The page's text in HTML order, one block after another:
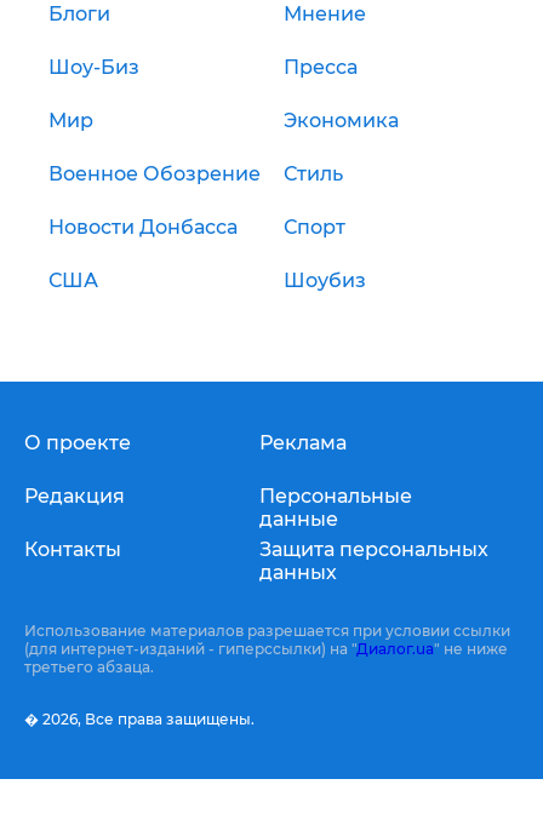
Блоги Мнение
Шоу-Биз Пресса
Мир Экономика
Военное Обозрение Стиль
Новости Донбасса Спорт
США Шоубиз
О проекте
Редакция
Контакты
Реклама
Персональные
данные
Защита персональных
данных
Использование материалов разрешается при условии ссылки
(для интернет-изданий - гиперссылки) на "Диалог.ua" не ниже
третьего абзаца.
� 2026, Все права защищены.